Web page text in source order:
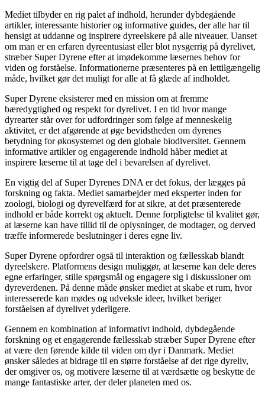
Mediet tilbyder en rig palet af indhold, herunder dybdegående
artikler, interessante historier og informative guides, der alle har til
hensigt at uddanne og inspirere dyreelskere på alle niveauer. Uanset
om man er en erfaren dyreentusiast eller blot nysgerrig på dyrelivet,
stræber Super Dyrene efter at imødekomme læsernes behov for
viden og forståelse. Informationerne præsenteres på en lettilgængelig
måde, hvilket gør det muligt for alle at få glæde af indholdet.
Super Dyrene eksisterer med en mission om at fremme
bæredygtighed og respekt for dyrelivet. I en tid hvor mange
dyrearter står over for udfordringer som følge af menneskelig
aktivitet, er det afgørende at øge bevidstheden om dyrenes
betydning for økosystemet og den globale biodiversitet. Gennem
informative artikler og engagerende indhold håber mediet at
inspirere læserne til at tage del i bevarelsen af dyrelivet.
En vigtig del af Super Dyrenes DNA er det fokus, der lægges på
forskning og fakta. Mediet samarbejder med eksperter inden for
zoologi, biologi og dyrevelfærd for at sikre, at det præsenterede
indhold er både korrekt og aktuelt. Denne forpligtelse til kvalitet gør,
at læserne kan have tillid til de oplysninger, de modtager, og derved
træffe informerede beslutninger i deres egne liv.
Super Dyrene opfordrer også til interaktion og fællesskab blandt
dyreelskere. Platformens design muliggør, at læserne kan dele deres
egne erfaringer, stille spørgsmål og engagere sig i diskussioner om
dyreverdenen. På denne måde ønsker mediet at skabe et rum, hvor
interesserede kan mødes og udveksle ideer, hvilket beriger
forståelsen af dyrelivet yderligere.
Gennem en kombination af informativt indhold, dybdegående
forskning og et engagerende fællesskab stræber Super Dyrene efter
at være den førende kilde til viden om dyr i Danmark. Mediet
ønsker således at bidrage til en større forståelse af det rige dyreliv,
der omgiver os, og motivere læserne til at værdsætte og beskytte de
mange fantastiske arter, der deler planeten med os.